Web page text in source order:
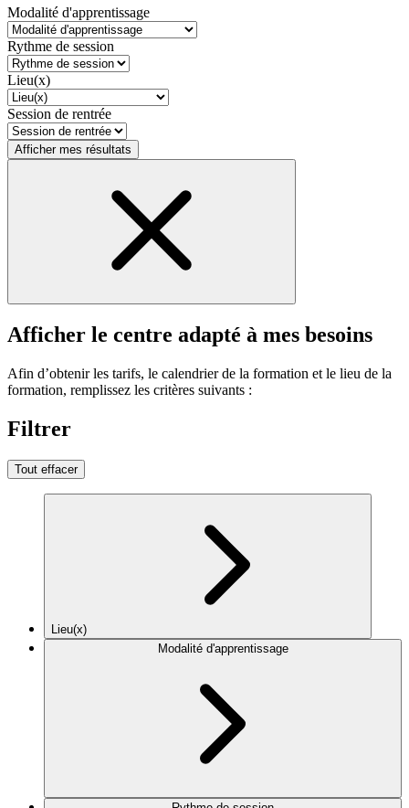
Modalité d'apprentissage
Rythme de session
Lieu(x)
Session de rentrée
Afficher mes résultats
Afficher le centre adapté à mes besoins
Afin d’obtenir les tarifs, le calendrier de la formation et le lieu de la
formation, remplissez les critères suivants :
Filtrer
Tout effacer
Lieu(x)
Modalité d'apprentissage